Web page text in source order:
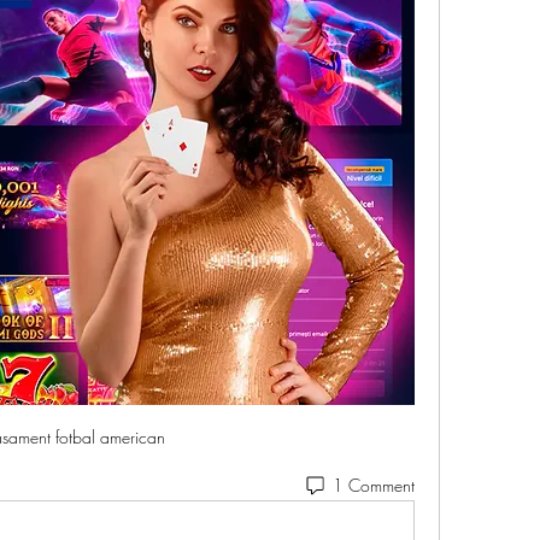
fotbal american
1 Comment